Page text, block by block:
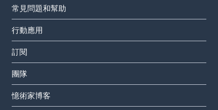
常見問題和幫助
行動應用
訂閱
團隊
憶術家博客